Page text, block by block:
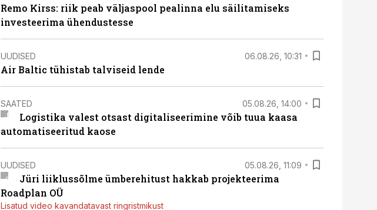
Remo Kirss: riik peab väljaspool pealinna elu säilitamiseks
investeerima ühendustesse
UUDISED 06.08.26, 10:31
Air Baltic tühistab talviseid lende
SAATED 05.08.26, 14:00
Logistika valest otsast digitaliseerimine võib tuua kaasa
automatiseeritud kaose
UUDISED 05.08.26, 11:09
Jüri liiklussõlme ümberehitust hakkab projekteerima
Roadplan OÜ
Lisatud video kavandatavast ringristmikust